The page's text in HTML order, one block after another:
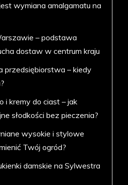
wymiana amalgamatu na
– podstawa
dostaw w centrum kraju
przedsiębiorstwa – kiedy
i kremy do ciast – jak
słodkości bez pieczenia?
wysokie i stylowe
Twój ogród?
damskie na Sylwestra